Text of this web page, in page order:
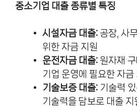
중소기업 대출 종류별 특징
시설자금 대출: 공장, 사
위한 자금 지원
운전자금 대출: 원자재
기업 운영에 필요한 자금
기술보증 대출: 기술력
기술력을 담보로 대출 지